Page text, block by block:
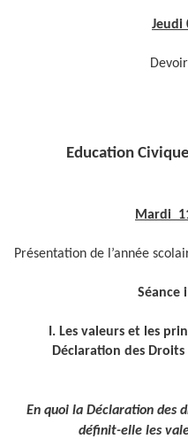
Jeudi
Education
Mardi
Présentation de l’année
Séance
I. Les valeurs et les
Déclaration des
En quoi la Déclaration des
définit-elle les